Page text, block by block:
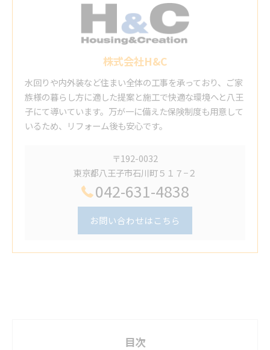
株式会社H&C
水回りや内外装など住まい全体の工事を承っており、ご家
族様の暮らし方に適した提案と施工で快適な環境へと八王
子にて導いています。万が一に備えた保険制度も用意して
いるため、リフォーム後も安心です。
〒192-0032
東京都八王子市石川町５１７−２
042-631-4838
お問い合わせはこちら
目次